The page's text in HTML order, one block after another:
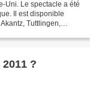
Uni. Le spectacle a été
Il est disponible
Tuttlingen,
2011 ?